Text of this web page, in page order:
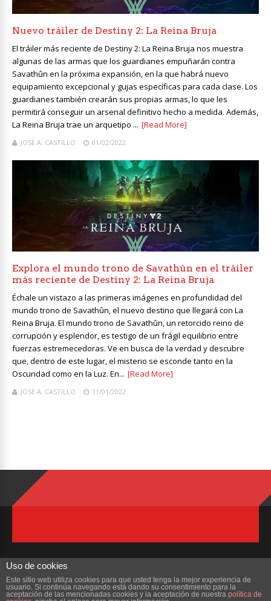
Nuevo tráiler de Destiny 2: La Reina Bruja
El tráiler más reciente de Destiny 2: La Reina Bruja nos muestra
algunas de las armas que los guardianes empuñarán contra
Savathûn en la próxima expansión, en la que habrá nuevo
equipamiento excepcional y gujas específicas para cada clase. Los
guardianes también crearán sus propias armas, lo que les
permitirá conseguir un arsenal definitivo hecho a medida. Además,
La Reina Bruja trae un arquetipo ... [Read More]
JOSE A. CASTILLO 01/02/2022
Explora el mundo trono de Savathûn en el tráiler
más reciente de Destiny 2: La Reina Bruja
Échale un vistazo a las primeras imágenes en profundidad del
mundo trono de Savathûn, el nuevo destino que llegará con La
Reina Bruja. El mundo trono de Savathûn, un retorcido reino de
corrupción y esplendor, es testigo de un frágil equilibrio entre
fuerzas estremecedoras. Ve en busca de la verdad y descubre
que, dentro de este lugar, el misterio se esconde tanto en la
Oscuridad como en la Luz. En... [Read More]
JOSE A. CASTILLO 11/01/2022
Copyright © 2023 ZonaMMORPG.com. Todos los derechos reservados
Uso de cookies
Este sitio web utiliza cookies para que usted tenga la mejor experiencia de
usuario. Si continúa navegando está dando su consentimiento para la
aceptación de las mencionadas cookies y la aceptación de nuestra política de